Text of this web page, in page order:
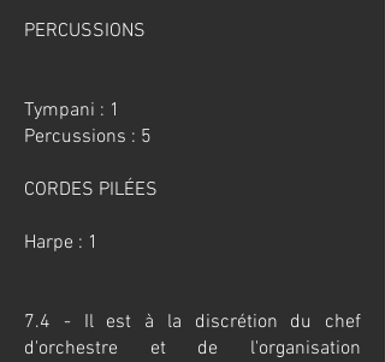
PERCUSSIONS
Tympani : 1
Percussions : 5
CORDES PILÉES
Harpe : 1​
7.4 - Il est à la discrétion du chef
d'orchestre et de l'organisation